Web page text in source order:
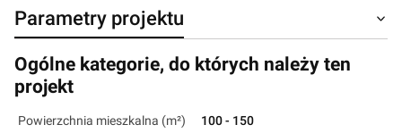
Parametry projektu
Ogólne kategorie, do których należy ten
projekt
Powierzchnia mieszkalna (m²)
100 - 150